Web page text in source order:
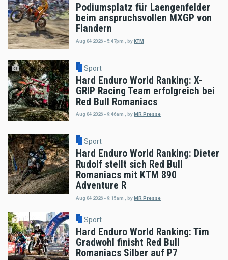
Podiumsplatz für Laengenfelder
beim anspruchsvollen MXGP von
Flandern
Aug 04 2026 - 5:47pm , by KTM
Sport
Hard Enduro World Ranking: X-
GRIP Racing Team erfolgreich bei
Red Bull Romaniacs
Aug 04 2026 - 9:46am byMR Presse
Sport
Hard Enduro World Ranking: Dieter
Rudolf stellt sich Red Bull
Romaniacs mit KTM 890
Adventure R
Aug 04 2026 - 9:15am byMR Presse
Sport
Hard Enduro World Ranking: Tim
Gradwohl finisht Red Bull
Romaniacs Silber auf P7